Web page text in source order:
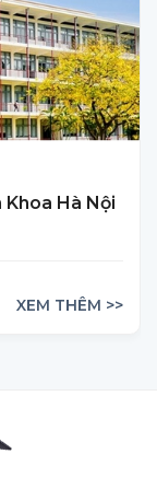
Hà Nội
XEM THÊM >>